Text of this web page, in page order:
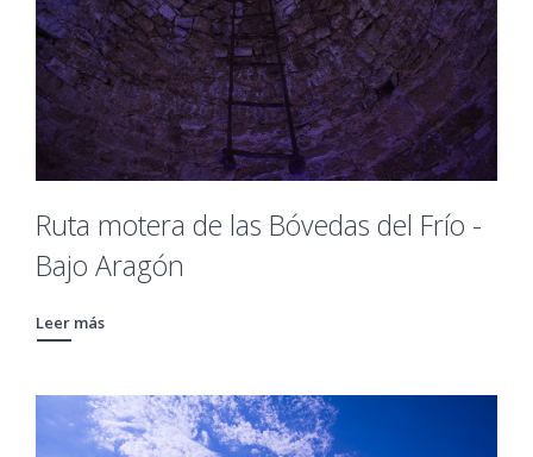
Ruta motera de las Bóvedas del Frío -
Bajo Aragón
Leer más